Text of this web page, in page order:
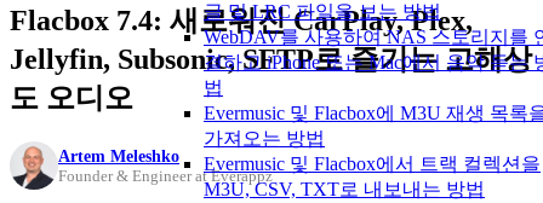
글 및 LRC 파일을 보는 방법
WebDAV를 사용하여 NAS 스토리지를
결하고 iPhone 또는 Mac에서 음악 듣는
법
Evermusic 및 Flacbox에 M3U 재생 목록
가져오는 방법
Evermusic 및 Flacbox에서 트랙 컬렉션을
M3U, CSV, TXT로 내보내는 방법
Flacbox 7.4: 새로워진 CarPlay, Plex,
Jellyfin, Subsonic, SFTP로 즐기는 고해상
도 오디오
Artem Meleshko
Founder & Engineer at Everappz